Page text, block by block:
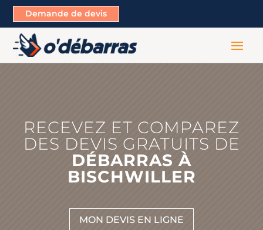
Demande de devis
RECEVEZ ET COMPAREZ
DES DEVIS GRATUITS DE
DÉBARRAS À
BISCHWILLER
MON DEVIS EN LIGNE